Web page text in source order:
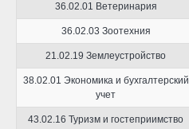
36.02.01 Ветеринария
36.02.03 Зоотехния
21.02.19 Землеустройство
38.02.01 Экономика и бухгалтерский
учет
43.02.16 Туризм и гостеприимство